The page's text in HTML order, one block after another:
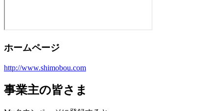
ホームページ
http://www.shimobou.com
事業主の皆さま